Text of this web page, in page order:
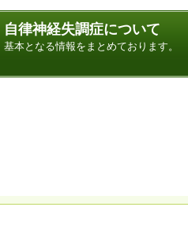
自律神経失調症について
基本となる情報をまとめております。